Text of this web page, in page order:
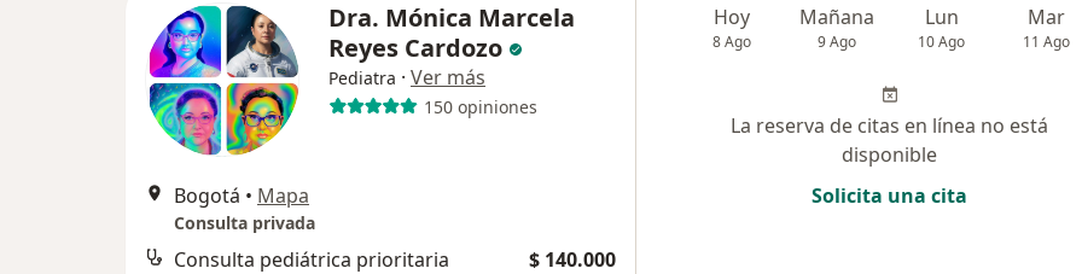
Dra. Mónica Marcela
Reyes Cardozo
Pediatra · Ver más
150 opiniones
Bogotá • Mapa
Consulta privada
Consulta pediátrica prioritaria $ 140.000
Hoy
8 Ago
Mañana
9 Ago
Lun
10 Ago
Mar
11 Ago
La reserva de citas en línea no está
disponible
Solicita una cita